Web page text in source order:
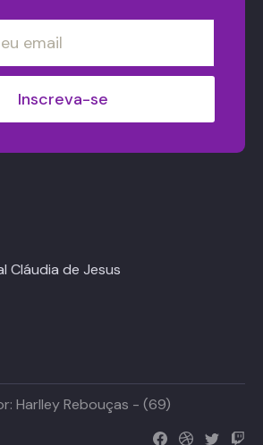
Cláudia de Jesus
Harlley Rebouças - (69)